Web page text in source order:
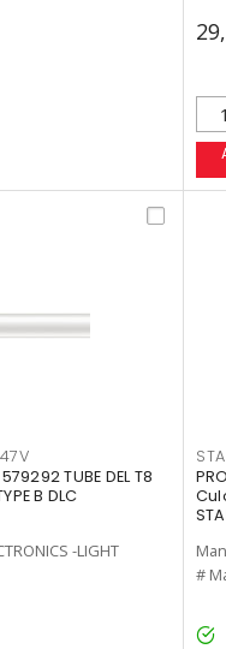
TUBE DEL T8
B DLC
-LIGHT
#